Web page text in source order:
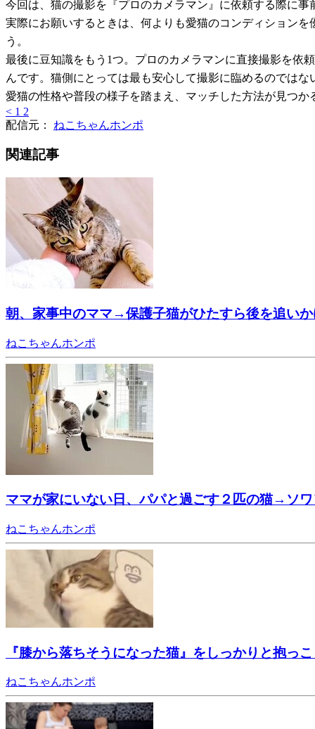
今回は、猫の撮影を『プロのカメラマン』に依頼する際に
実際にお願いするときは、何よりも愛猫のコンディション
う。
最後に豆知識をもう1つ。プロのカメラマンに直接撮影を依
んです。猫側にとっては最も安心して撮影に臨めるのではな
愛猫の性格や普段の様子を踏まえ、マッチした方法が見つか
< 1 2
配信元： ねこちゃんホンポ
関連記事
朝、家事中のママ→保護子猫がひたすら後を追い
ねこちゃんホンポ
ママが家にいない日、パパと過ごす２匹の猫→ソ
ねこちゃんホンポ
『膝から落ちそうになった猫』をしっかりと抱
ねこちゃんホンポ